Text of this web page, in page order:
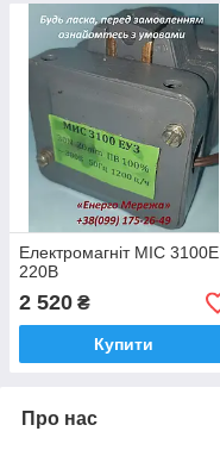
Електромагніт МІС 3100Е
220В
2 520 ₴
Купити
Про нас